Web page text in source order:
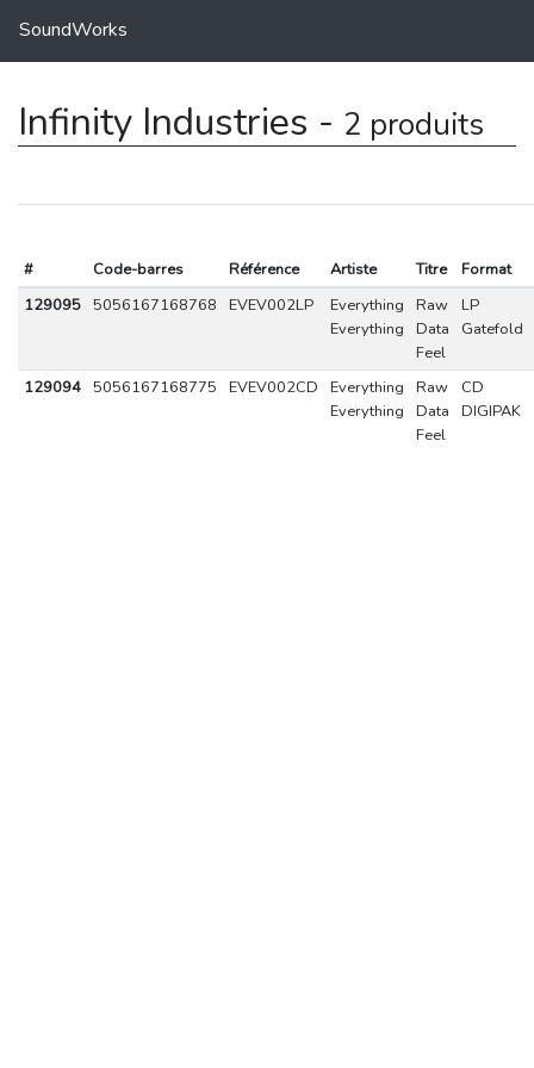
SoundWorks
Infinity Industries - 2 produits
# Code-barres Référence Artiste Titre
Format
129095 5056167168768 EVEV002LP
Everything
Everything
Raw
Data
Feel
LP
Gatefold
129094 5056167168775 EVEV002CD
Everything
Everything
Raw
Data
Feel
CD
DIGIPAK